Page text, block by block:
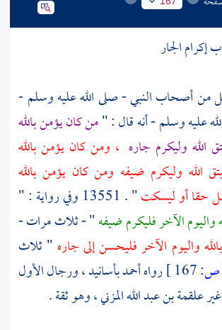
رجل من أصحاب النبي - صلى الله عليه وسلم -
عليه وسلم - أنه قال : "من كان يؤمن بالله
الله وليكرم جاره ، ومن كان يؤمن بالله
الله وليكرم ضيفه ومن كان يؤمن بالله
حقا أو ليسكت" . 13551 وفي رواية : "
الآخر فليكرم ضيفه" - ثلاث مرات -
واليوم الآخر فليحسن إلى جاره " ثلاث
ص: رواه أحمدبأسانيد ، ورجال الأول
علقمة بن عبد الله المزني، وهو ثقة .